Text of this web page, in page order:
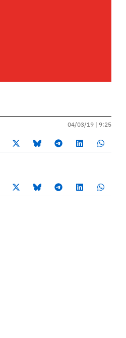
04/03/19 | 9:25